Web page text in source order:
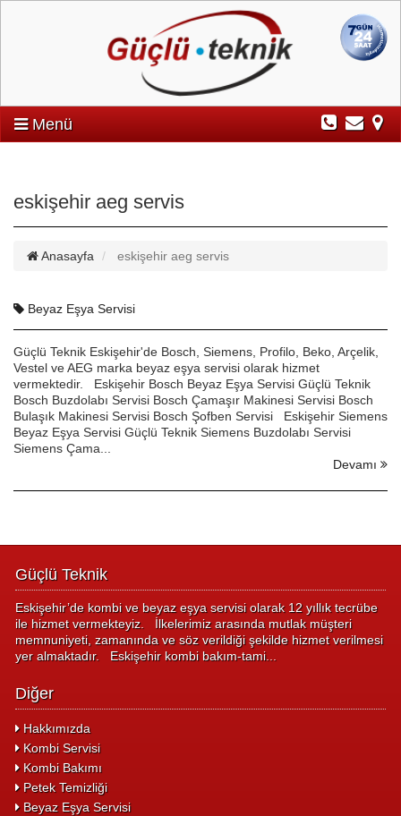
Menü
eskişehir aeg servis
Anasayfa eskişehir aeg servis
Beyaz Eşya Servisi
Güçlü Teknik Eskişehir'de Bosch, Siemens, Profilo, Beko, Arçelik,
Vestel ve AEG marka beyaz eşya servisi olarak hizmet
vermektedir. Eskişehir Bosch Beyaz Eşya Servisi Güçlü Teknik
Bosch Buzdolabı Servisi Bosch Çamaşır Makinesi Servisi Bosch
Bulaşık Makinesi Servisi Bosch Şofben Servisi Eskişehir Siemens
Beyaz Eşya Servisi Güçlü Teknik Siemens Buzdolabı Servisi
Siemens Çama...
Devamı
Güçlü Teknik
Eskişehir’de kombi ve beyaz eşya servisi olarak 12 yıllık tecrübe
ile hizmet vermekteyiz. İlkelerimiz arasında mutlak müşteri
memnuniyeti, zamanında ve söz verildiği şekilde hizmet verilmesi
yer almaktadır. Eskişehir kombi bakım-tami...
Diğer
Hakkımızda
Kombi Servisi
Kombi Bakımı
Petek Temizliği
Beyaz Eşya Servisi